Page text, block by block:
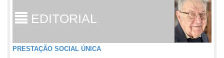
EDITORIAL
PRESTAÇÃO SOCIAL ÚNICA